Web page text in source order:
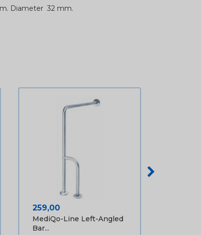
Diameter 32 mm.
Prijs
259,00
MediQo-Line Left-Angled
Bar...